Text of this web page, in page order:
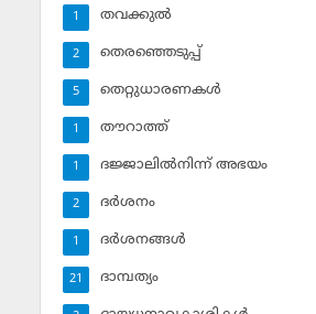
തവക്കുല്‍
1
തെരഞ്ഞെടുപ്പ്
2
തെറ്റുധാരണകള്‍
5
തൗറാത്ത്
1
ദജ്ജാലില്‍നിന്ന് അഭയം
1
ദര്‍ശനം
2
ദര്‍ശനങ്ങള്‍
1
ദാമ്പത്യം
21